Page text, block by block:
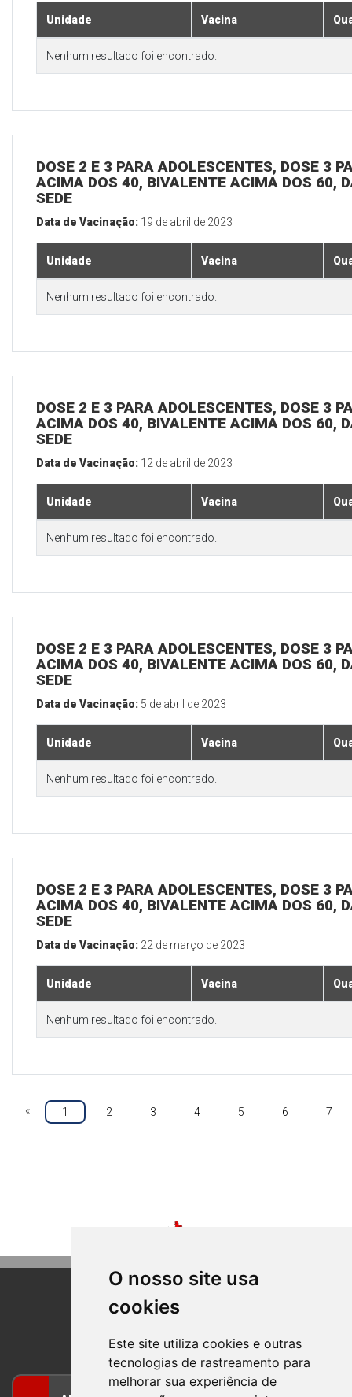
O nosso site usa
cookies
Este site utiliza cookies e outras
tecnologias de rastreamento para
melhorar sua experiência de
Unidade Vacina
Nenhum resultado foi encontrado.
DOSE 2 E 3 PARA ADOLESCENTES, DOSE 3
ACIMA DOS 40, BIVALENTE ACIMA DOS 60,
SEDE
Data de Vacinação: 19 de abril de 2023
Unidade Vacina
Nenhum resultado foi encontrado.
DOSE 2 E 3 PARA ADOLESCENTES, DOSE 3
ACIMA DOS 40, BIVALENTE ACIMA DOS 60,
SEDE
Data de Vacinação: 12 de abril de 2023
Unidade Vacina
Nenhum resultado foi encontrado.
DOSE 2 E 3 PARA ADOLESCENTES, DOSE 3
ACIMA DOS 40, BIVALENTE ACIMA DOS 60,
SEDE
Data de Vacinação: 5 de abril de 2023
Unidade Vacina
Nenhum resultado foi encontrado.
DOSE 2 E 3 PARA ADOLESCENTES, DOSE 3
ACIMA DOS 40, BIVALENTE ACIMA DOS 60,
SEDE
Data de Vacinação: 22 de março de 2023
Unidade Vacina
Nenhum resultado foi encontrado.
« 1 2 3 4 5 6 7
BOM PRINCIPIO
RIO GRANDE DO SUL